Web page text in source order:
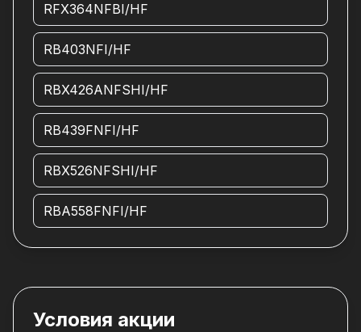
RFX364NFBI/HF
RB403NFI/HF
RBX426ANFSHI/HF
RB439FNFI/HF
RBX526NFSHI/HF
RBA558FNFI/HF
Условия акции